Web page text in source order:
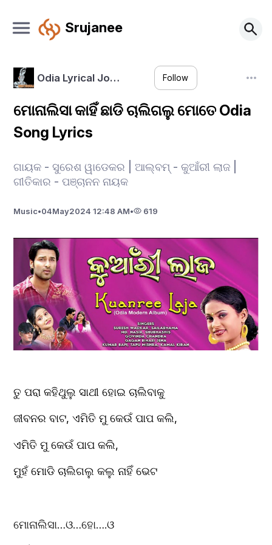
Srujanee
Odia Lyrical Jo… Follow
ମୋନାଲିସା କାହିଁ ଛାଡି ଚାଲିଗଲୁ ମୋତେ Odia
Song Lyrics
ଗାୟକ - ସୁରେଶ ୱାଡେକର | ଆଲ୍‌ବମ୍ - କୁଆଁରୀ ଲାଜ |
ଗୀତିକାର - ପଞ୍ଚାନନ ନାୟକ
Music•04May2024 12:48 AM• 619
ତୁ ପରା କହିଥୁଲୁ ସାଥୀ ହୋଇ ଚାଲିବାକୁ
ଜୀବନର ବାଟ, ଏମିତି ମୁ କେଉଁ ପାପ କଲି,
ଏମିତି ମୁ କେଉଁ ପାପ କଲି,
ମୁହଁ ମୋଡି ଚାଲିଗଲୁ କଲୁ ନାହିଁ ଭେଟ
ମୋନାଲିସା…ଓ…ହୋ….ଓ